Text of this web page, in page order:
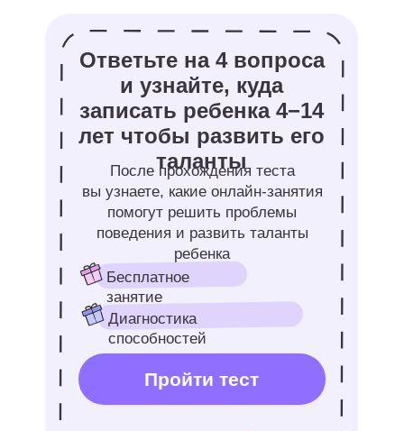
Старшие школьники (14+)
Java/C# — для углубленного
изучения ООП
HTML/CSS — веб-разработка